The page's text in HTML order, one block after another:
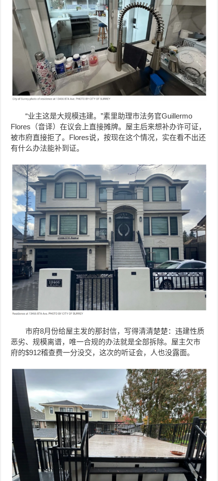
“业主这是大规模违建。”素里助理市法务官Guillermo
Flores（音译）在议会上直接摊牌。屋主后来想补办许可证，
被市府直接拒了。Flores说，按现在这个情况，实在看不出还
有什么办法能补到证。
市府8月份给屋主发的那封信，写得清清楚楚：违建性质
恶劣、规模离谱，唯一合规的办法就是全部拆除。屋主欠市
府的$912稽查费一分没交，这次的听证会，人也没露面。